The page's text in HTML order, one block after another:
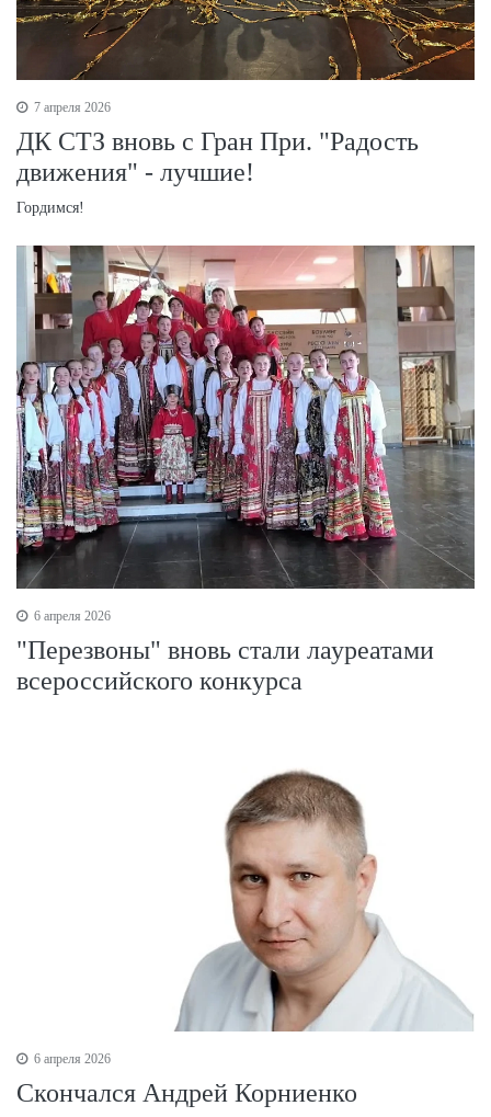
7 апреля 2026
ДК СТЗ вновь с Гран При. "Радость
движения" - лучшие!
Гордимся!
6 апреля 2026
"Перезвоны" вновь стали лауреатами
всероссийского конкурса
6 апреля 2026
Скончался Андрей Корниенко